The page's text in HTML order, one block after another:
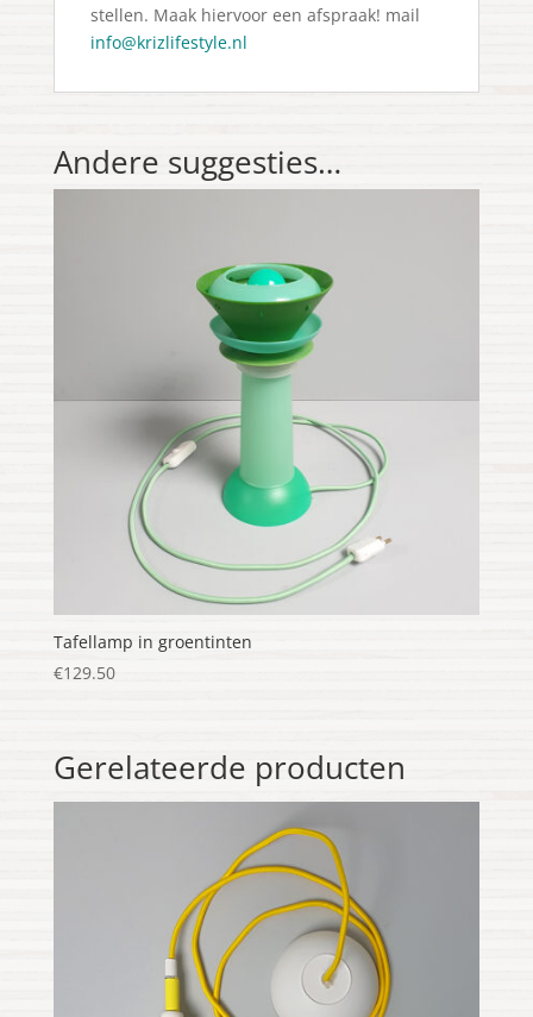
stellen. Maak hiervoor een afspraak! mail
info@krizlifestyle.nl
Andere suggesties…
Tafellamp in groentinten
€129.50
Gerelateerde producten